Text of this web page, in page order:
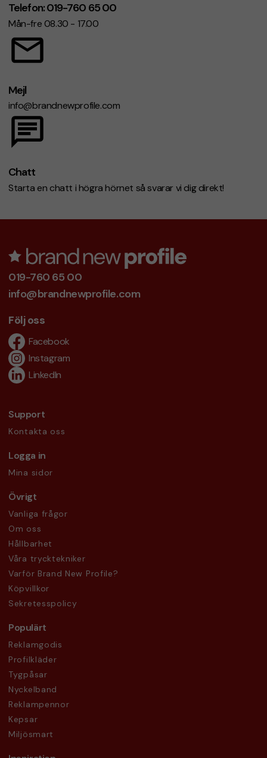
Telefon: 019-760 65 00
Mån-fre 08.30 - 17.00
Mejl
info@brandnewprofile.com
Chatt
Starta en chatt i högra hörnet så svarar vi dig direkt!
019-760 65 00
info@brandnewprofile.com
Följ oss
Facebook
Instagram
LinkedIn
Support
Kontakta oss
Logga in
Mina sidor
Övrigt
Vanliga frågor
Om oss
Hållbarhet
Våra trycktekniker
Varför Brand New Profile?
Köpvillkor
Sekretesspolicy
Populärt
Reklamgodis
Profilkläder
Tygpåsar
Nyckelband
Reklampennor
Kepsar
Miljösmart